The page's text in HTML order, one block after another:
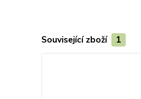
Související zboží 1